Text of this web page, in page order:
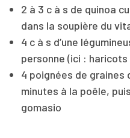
2 à 3 c à s de quinoa
dans la soupière du
4 c à s d’une
personne (ici : haricots
4 poignées de graines
minutes à la poêle,
gomasio